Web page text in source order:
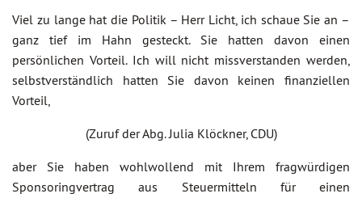
Viel zu lange hat die Politik – Herr Licht, ich schaue Sie an –
ganz tief im Hahn gesteckt. Sie hatten davon einen
persönlichen Vorteil. Ich will nicht missverstanden werden,
selbstverständlich hatten Sie davon keinen finanziellen
Vorteil,
(Zuruf der Abg. Julia Klöckner, CDU)
aber Sie haben wohlwollend mit Ihrem fragwürdigen
Sponsoringvertrag aus Steuermitteln für einen